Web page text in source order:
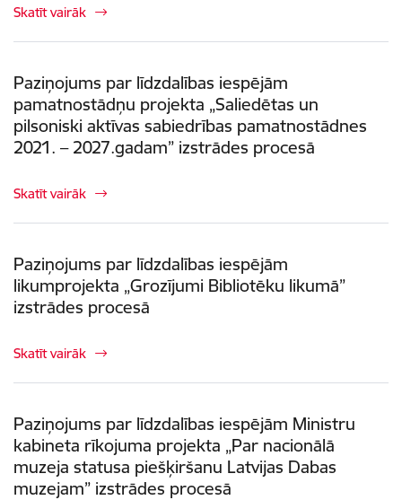
Skatīt vairāk
Paziņojums par līdzdalības iespējām
pamatnostādņu projekta „Saliedētas un
pilsoniski aktīvas sabiedrības pamatnostādnes
2021. – 2027.gadam” izstrādes procesā
Skatīt vairāk
Paziņojums par līdzdalības iespējām
likumprojekta „Grozījumi Bibliotēku likumā”
izstrādes procesā
Skatīt vairāk
Paziņojums par līdzdalības iespējām Ministru
kabineta rīkojuma projekta „Par nacionālā
muzeja statusa piešķiršanu Latvijas Dabas
muzejam” izstrādes procesā